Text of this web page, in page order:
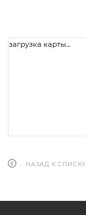
загрузка карты...
НАЗАД К СПИСКУ